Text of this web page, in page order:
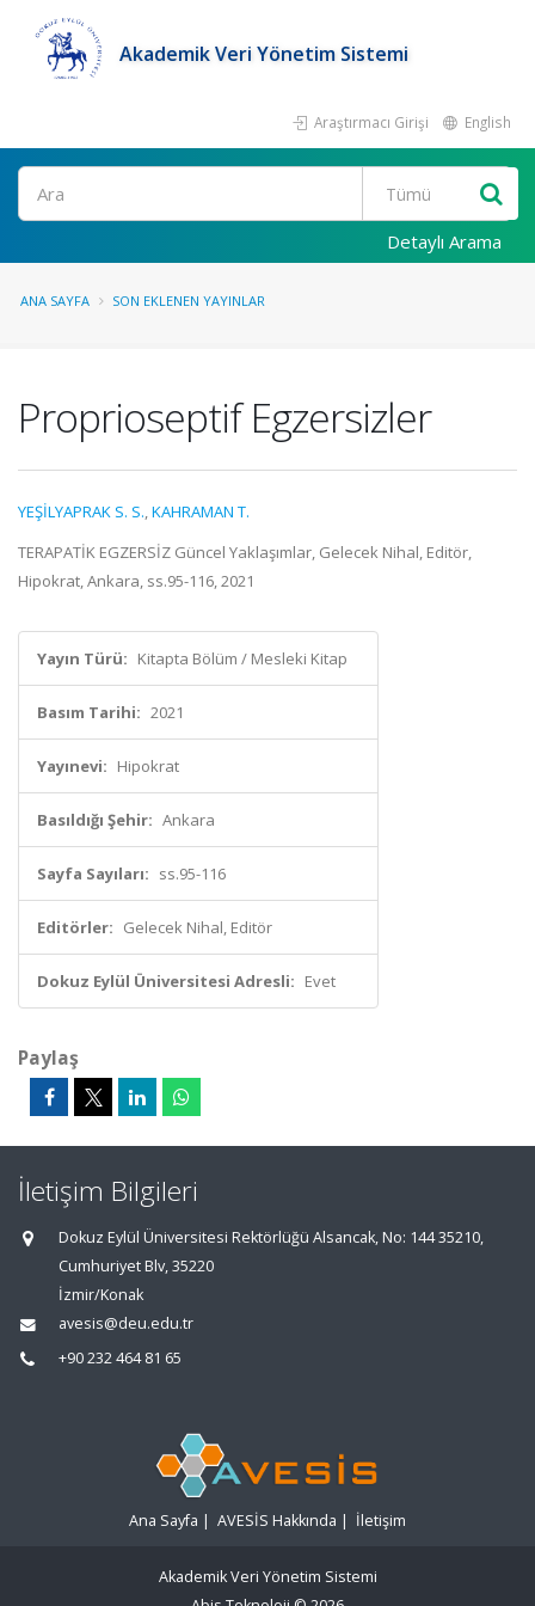
Akademik Veri Yönetim Sistemi
Araştırmacı Girişi English
Ara
Detaylı Arama
ANA SAYFA SON EKLENEN YAYINLAR
Proprioseptif Egzersizler
YEŞİLYAPRAK S. S.,KAHRAMAN T.
TERAPATİK EGZERSİZ Güncel Yaklaşımlar, Gelecek Nihal, Editör,
Hipokrat, Ankara, ss.95-116, 2021
Yayın Türü: Kitapta Bölüm / Mesleki Kitap
Basım Tarihi: 2021
Yayınevi: Hipokrat
Basıldığı Şehir: Ankara
Sayfa Sayıları: ss.95-116
Editörler: Gelecek Nihal, Editör
Dokuz Eylül Üniversitesi Adresli: Evet
Paylaş
İletişim Bilgileri
Dokuz Eylül Üniversitesi Rektörlüğü Alsancak, No: 144 35210,
Cumhuriyet Blv, 35220
İzmir/Konak
avesis@deu.edu.tr
+90 232 464 81 65
Ana Sayfa | AVESİS Hakkında | İletişim
Akademik Veri Yönetim Sistemi